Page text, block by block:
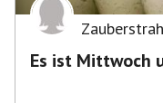
Es ist Mittwoch